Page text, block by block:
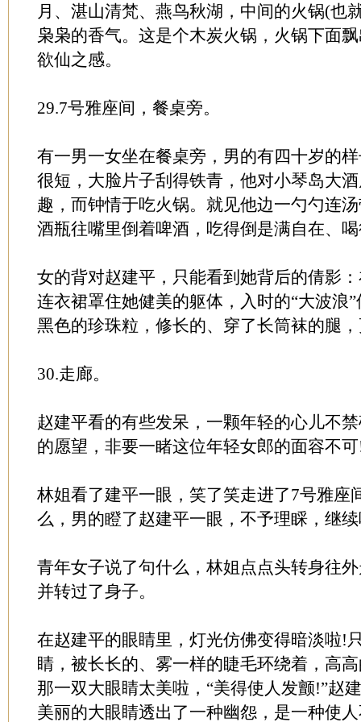
月、湛山清梵、燕鸟秋湖，中间的火锅(也
枭枭的香气。这是个木炭火锅，火锅下面
欲仙之感。
29.7号雅座间，餐桌旁。
有一男一女坐在餐桌旁，男的有四十岁的
很短，大脸片子刮得铁青，他对小琴岛大
趣，而钟情于吃火锅。就见他边一勺勺连
酒瓶往嘴里倒着啤酒，吃得倒是满自在、
女的背对赵建平，只能看到她背后的倩影
连衣裙罩住她健美的躯体，入时的“大波浪
黑色的珍珠粒，修长的、穿了长筒袜的腿
30.走廊。
赵建平看的有些发呆，一颗年轻的心儿不
的愿望，非要一睹这位年轻女郎的面容不
林姐看了建平一眼，笑了笑走进了7号雅座
么，男的瞪了赵建平一眼，不予理睬，继
青年女子说了句什么，林姐点点头转身往
并转过了身子。
在赵建平的眼睛里，灯光仿佛变得暗淡啦!
睛，被长长的、雾一样的睫毛环绕着，高
那一双大眼睛太美啦，“美得使人发颤!”赵
美丽的大眼睛透出了一种幽怨，是一种使